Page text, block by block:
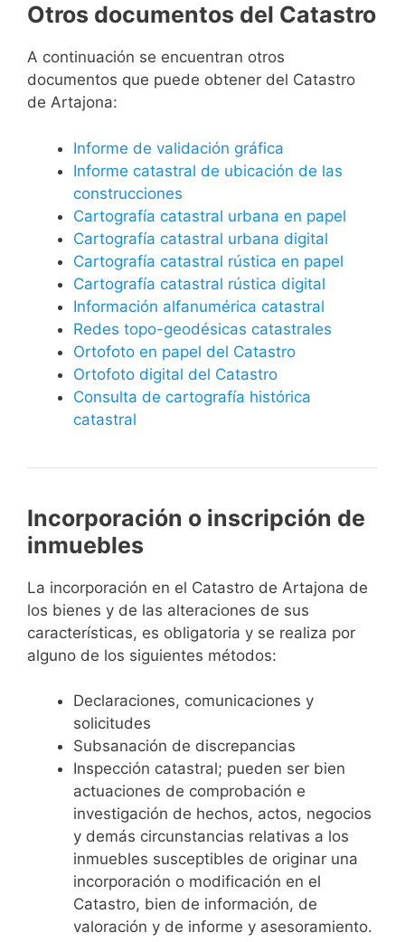
Otros documentos del Catastro
A continuación se encuentran otros
documentos que puede obtener del Catastro
de Artajona:
Informe de validación gráfica
Informe catastral de ubicación de las
construcciones
Cartografía catastral urbana en papel
Cartografía catastral urbana digital
Cartografía catastral rústica en papel
Cartografía catastral rústica digital
Información alfanumérica catastral
Redes topo-geodésicas catastrales
Ortofoto en papel del Catastro
Ortofoto digital del Catastro
Consulta de cartografía histórica
catastral
Incorporación o inscripción de
inmuebles
La incorporación en el Catastro de Artajona de
los bienes y de las alteraciones de sus
características, es obligatoria y se realiza por
alguno de los siguientes métodos:
Declaraciones, comunicaciones y
solicitudes
Subsanación de discrepancias
Inspección catastral; pueden ser bien
actuaciones de comprobación e
investigación de hechos, actos, negocios
y demás circunstancias relativas a los
inmuebles susceptibles de originar una
incorporación o modificación en el
Catastro, bien de información, de
valoración y de informe y asesoramiento.